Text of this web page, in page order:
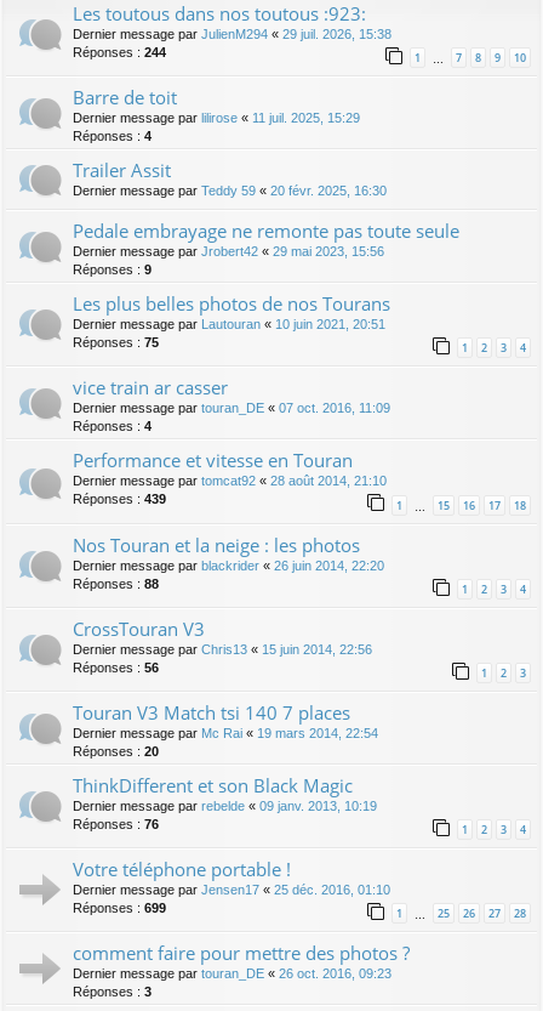
Les toutous dans nos toutous :923:
Dernier message par JulienM294 « 29 juil. 2026, 15:38
Réponses : 244 1 … 7 8 9 10
Barre de toit
Dernier message par lilirose « 11 juil. 2025, 15:29
Réponses : 4
Trailer Assit
Dernier message par Teddy 59 « 20 févr. 2025, 16:30
Pedale embrayage ne remonte pas toute seule
Dernier message par Jrobert42 « 29 mai 2023, 15:56
Réponses : 9
Les plus belles photos de nos Tourans
Dernier message par Lautouran « 10 juin 2021, 20:51
Réponses : 75 1 2 3 4
vice train ar casser
Dernier message par touran_DE « 07 oct. 2016, 11:09
Réponses : 4
Performance et vitesse en Touran
Dernier message par tomcat92 « 28 août 2014, 21:10
Réponses : 439 1 15 16 17 18
Nos Touran et la neige : les photos
Dernier message par blackrider « 26 juin 2014, 22:20
Réponses : 88 1 2 3 4
CrossTouran V3
Dernier message par Chris13 « 15 juin 2014, 22:56
Réponses : 56 1 2 3
Touran V3 Match tsi 140 7 places
Dernier message par Mc Rai « 19 mars 2014, 22:54
Réponses : 20
ThinkDifferent et son Black Magic
Dernier message par rebelde « 09 janv. 2013, 10:19
Réponses : 76 1 2 3 4
Votre téléphone portable !
Dernier message par Jensen17 « 25 déc. 2016, 01:10
Réponses : 699 1 25 26 27 28
comment faire pour mettre des photos ?
Dernier message par touran_DE « 26 oct. 2016, 09:23
Réponses : 3